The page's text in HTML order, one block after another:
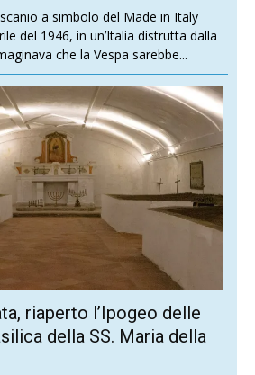
a simbolo del Made in Italy
del 1946, in un’Italia distrutta dalla
che la Vespa sarebbe...
riaperto l’Ipogeo delle
della SS. Maria della